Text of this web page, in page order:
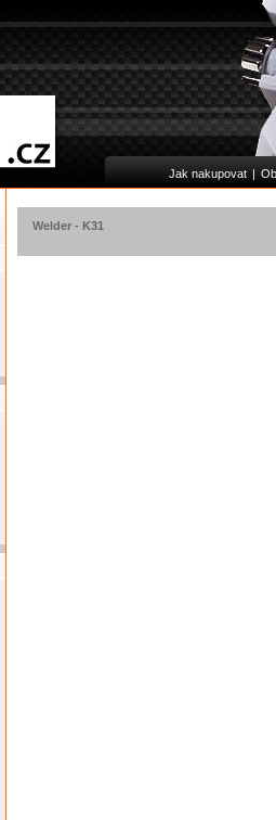
Jak nakupovat |
Welder - K31